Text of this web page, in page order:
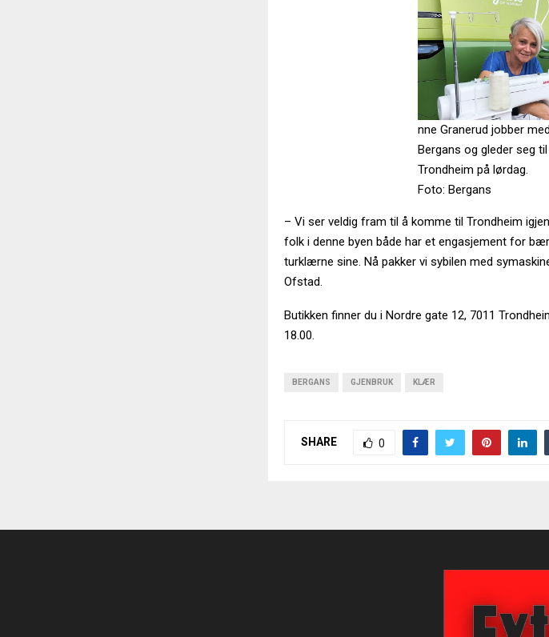
nne Granerud jobber
Bergans og gleder seg
Trondheim på lørdag.
Foto: Bergans
– Vi ser veldig fram til å komme til Trondheim
folk i denne byen både har et engasjement for
turklærne sine. Nå pakker vi sybilen med
Ofstad.
Butikken finner du i Nordre gate 12, 7011
18.00.
BERGANS GJENBRUK KLÆR
SHARE 0